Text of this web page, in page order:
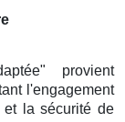
provient
l'engagement
et la sécurité de